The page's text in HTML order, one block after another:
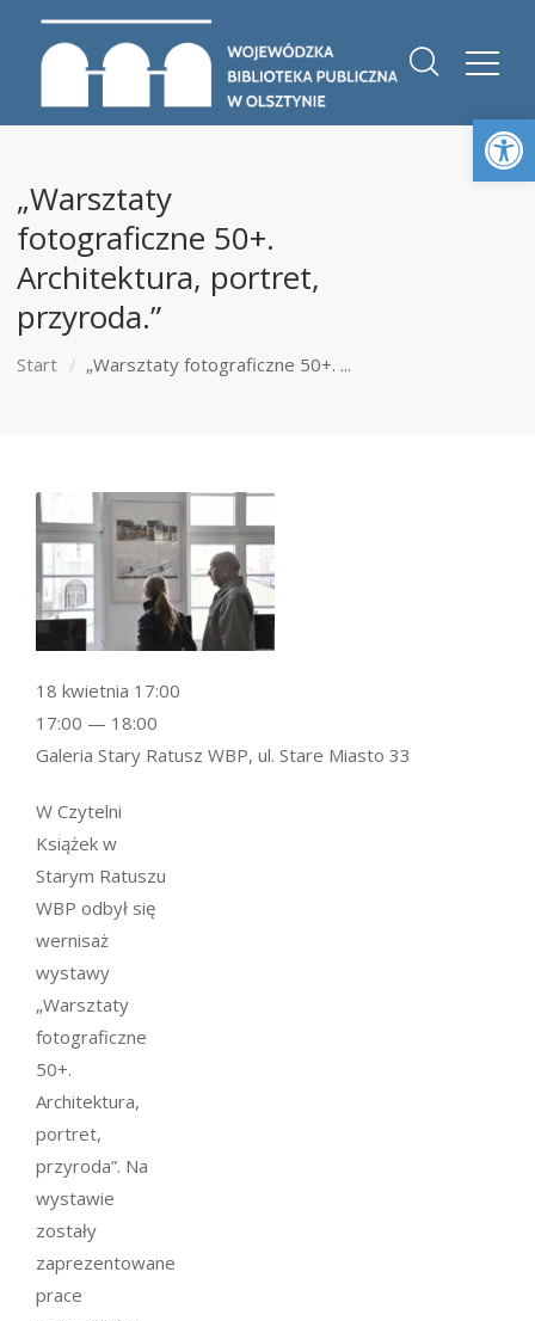
„Warsztaty
fotograficzne 50+.
Architektura, portret,
przyroda.”
Start „Warsztaty fotograficzne 50+. ...
W Czytelni
Książek w
Starym Ratuszu
WBP odbył się
wernisaż
wystawy
„Warsztaty
fotograficzne
50+.
Architektura,
portret,
przyroda”. Na
wystawie
zostały
zaprezentowane
prace
18 kwietnia 17:00
17:00 — 18:00
Galeria Stary Ratusz WBP, ul. Stare Miasto 33